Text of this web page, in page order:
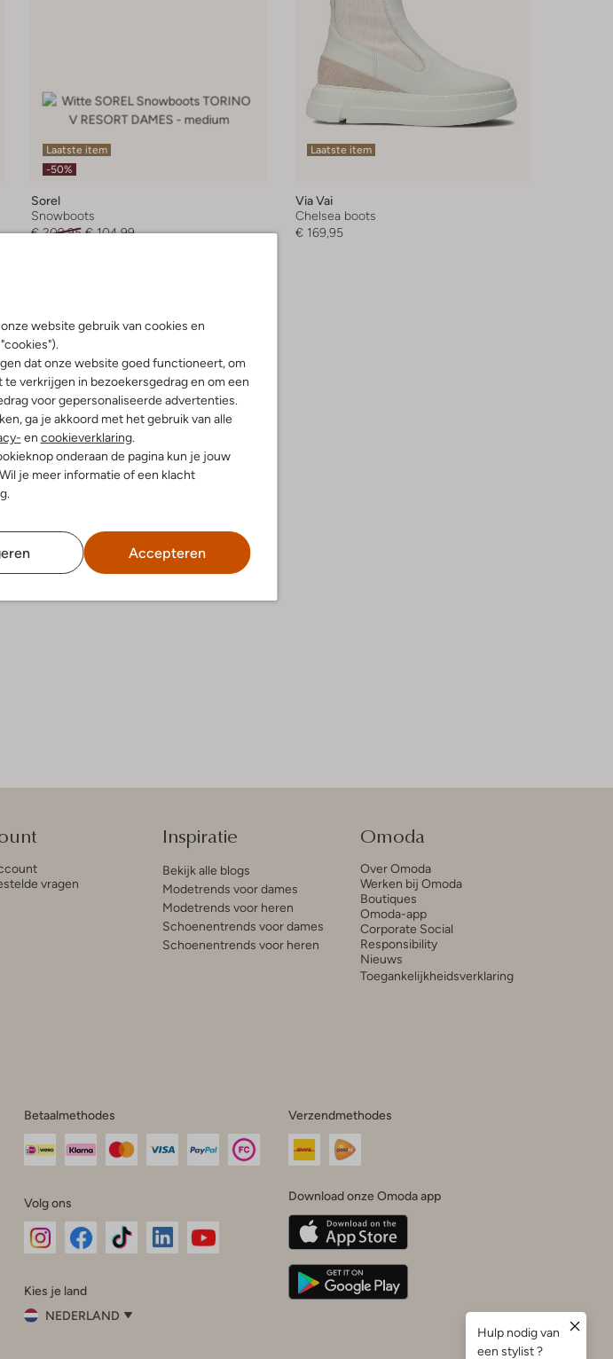
onze website gebruik van cookies en
dat onze website goed functioneert, om
verkrijgen in bezoekersgedrag en om een
voor gepersonaliseerde advertenties.
ga je akkoord met het gebruik van alle
en cookieverklaring.
onderaan de pagina kun je jouw
je meer informatie of een klacht
.
Accepteren
Laatste item
-50%
Sorel
Snowboots
€ 209,95 € 104,99
Laatste item
Via Vai
Chelsea boots
€ 169,95
vragen
Inspiratie
Bekijk alle blogs
Modetrends voor dames
Modetrends voor heren
Schoenentrends voor dames
Schoenentrends voor heren
Omoda
Over Omoda
Werken bij Omoda
Boutiques
Omoda-app
Corporate Social
Responsibility
Nieuws
Toegankelijkheidsverklaring
Betaalmethodes
Volg ons
InstagramFacebook
Kies je land
NEDERLAND
Verzendmethodes
Download onze Omoda app